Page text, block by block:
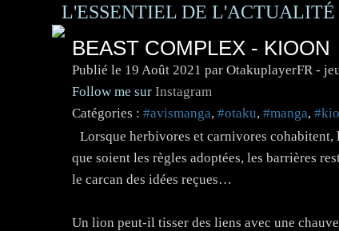
L'ESSENTIEL DE
BEAST COMPLEX - KIOON
Publié le 19 Août 2021 par OtakuplayerFR -
Follow me sur Instagram
Catégories : #avismanga, #otaku, #manga,
Lorsque herbivores et carnivores
que soient les règles adoptées, les barrières
le carcan des idées reçues…
Un lion peut-il tisser des liens avec une